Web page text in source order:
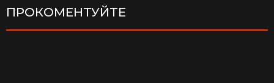
ПРОКОМЕНТУЙТЕ